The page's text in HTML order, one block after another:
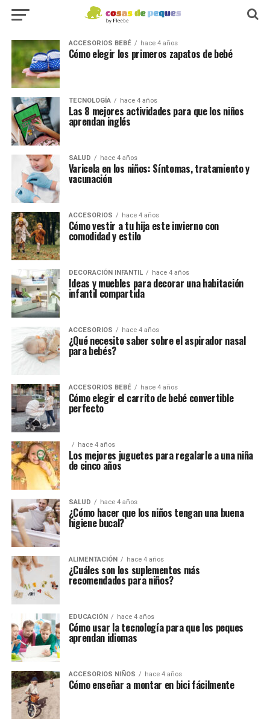
ACCESORIOS BEBÉ hace 4 años
Cómo elegir los primeros zapatos de bebé
TECNOLOGÍA hace 4 años
Las 8 mejores actividades para que los niños
aprendan inglés
SALUD hace 4 años
Varicela en los niños: Síntomas, tratamiento y
vacunación
ACCESORIOS hace 4 años
Cómo vestir a tu hija este invierno con
comodidad y estilo
DECORACIÓN INFANTIL hace 4 años
Ideas y muebles para decorar una habitación
infantil compartida
ACCESORIOS hace 4 años
¿Qué necesito saber sobre el aspirador nasal
para bebés?
ACCESORIOS BEBÉ hace 4 años
Cómo elegir el carrito de bebé convertible
perfecto
hace 4 años
Los mejores juguetes para regalarle a una niña
de cinco años
SALUD hace 4 años
¿Cómo hacer que los niños tengan una buena
higiene bucal?
ALIMENTACIÓN hace 4 años
¿Cuáles son los suplementos más
recomendados para niños?
EDUCACIÓN hace 4 años
Cómo usar la tecnología para que los peques
aprendan idiomas
ACCESORIOS NIÑOS hace 4 años
Cómo enseñar a montar en bici fácilmente